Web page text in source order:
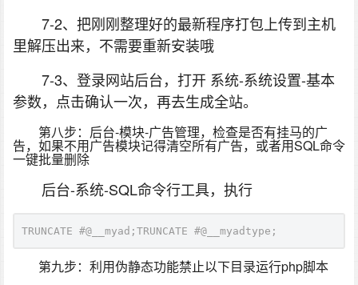
7-2、把刚刚整理好的最新程序打包上传到主机
里解压出来，不需要重新安装哦
7-3、登录网站后台，打开 系统-系统设置-基本
参数，点击确认一次，再去生成全站。
第八步：后台-模块-广告管理，检查是否有挂马的广
告，如果不用广告模块记得清空所有广告，或者用SQL命令
一键批量删除
后台-系统-SQL命令行工具，执行
TRUNCATE #@__myad;TRUNCATE #@__myadtype;
第九步：利用伪静态功能禁止以下目录运行php脚本